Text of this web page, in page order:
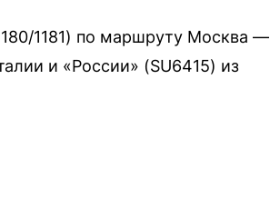
1181) по маршруту Москва —
и «России» (SU6415) из